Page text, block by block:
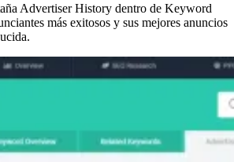
Advertiser History dentro de Keyword
más exitosos y sus mejores anuncios